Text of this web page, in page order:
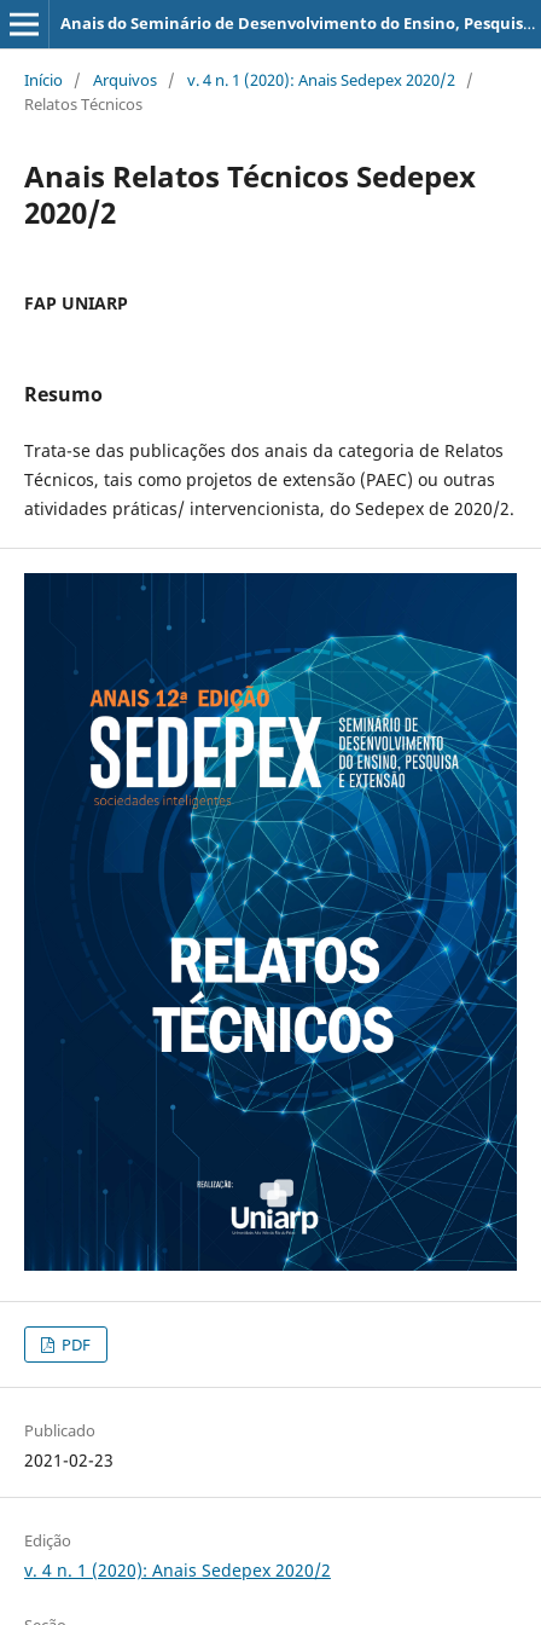
Anais do Seminário de Desenvolvimento do Ensino, Pesquisa e Extensão - SEDEPEX
Início / Arquivos / v. 4 n. 1 (2020): Anais Sedepex 2020/2 /
Relatos Técnicos
Anais Relatos Técnicos Sedepex
2020/2
FAP UNIARP
Resumo
Trata-se das publicações dos anais da categoria de Relatos
Técnicos, tais como projetos de extensão (PAEC) ou outras
atividades práticas/ intervencionista, do Sedepex de 2020/2.
PDF
Publicado
2021-02-23
Edição
v. 4 n. 1 (2020): Anais Sedepex 2020/2